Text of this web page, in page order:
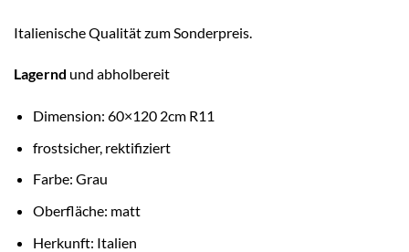
Italienische Qualität zum Sonderpreis.
Lagernd und abholbereit
Dimension: 60×120 2cm R11
frostsicher, rektifiziert
Farbe: Grau
Oberfläche: matt
Herkunft: Italien